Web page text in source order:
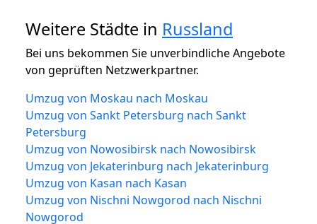
Weitere Städte in Russland
Bei uns bekommen Sie unverbindliche Angebote
von geprüften Netzwerkpartner.
Umzug von Moskau nach Moskau
Umzug von Sankt Petersburg nach Sankt
Petersburg
Umzug von Nowosibirsk nach Nowosibirsk
Umzug von Jekaterinburg nach Jekaterinburg
Umzug von Kasan nach Kasan
Umzug von Nischni Nowgorod nach Nischni
Nowgorod